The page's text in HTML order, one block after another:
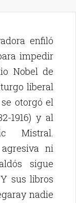
enfiló
impedir
Nobel de
liberal
otorgó el
1916) y al
Mistral.
ni
sigue
sus libros
nadie